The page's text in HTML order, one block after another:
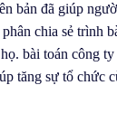
bản đã giúp
chia sẻ trình
bài toán công
tăng sự tổ chức